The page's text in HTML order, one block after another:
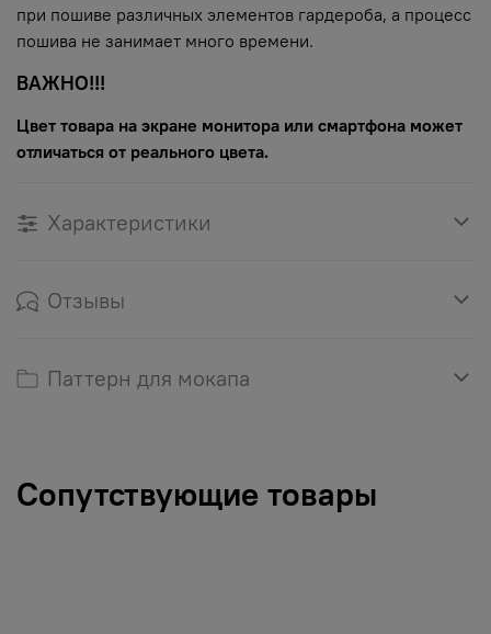
при пошиве различных элементов гардероба, а процесс
пошива не занимает много времени.
ВАЖНО!!!
Цвет товара на экране монитора или смартфона может
отличаться от реального цвета.
Характеристики
Отзывы
Паттерн для мокапа
Сопутствующие товары